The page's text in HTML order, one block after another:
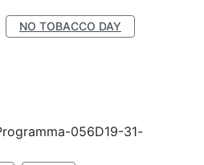
NO TOBACCO DAY
056D19-31-